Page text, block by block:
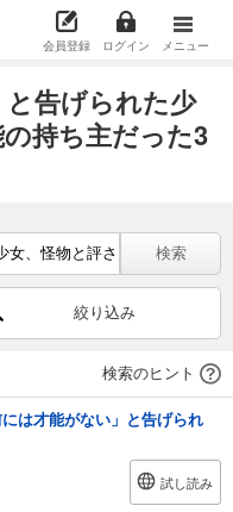
会員登録 ログイン メニュー
と告げられた少
持ち主だった3
検索
絞り込み
検索のヒント
には才能がない」と告げられ
試し読み